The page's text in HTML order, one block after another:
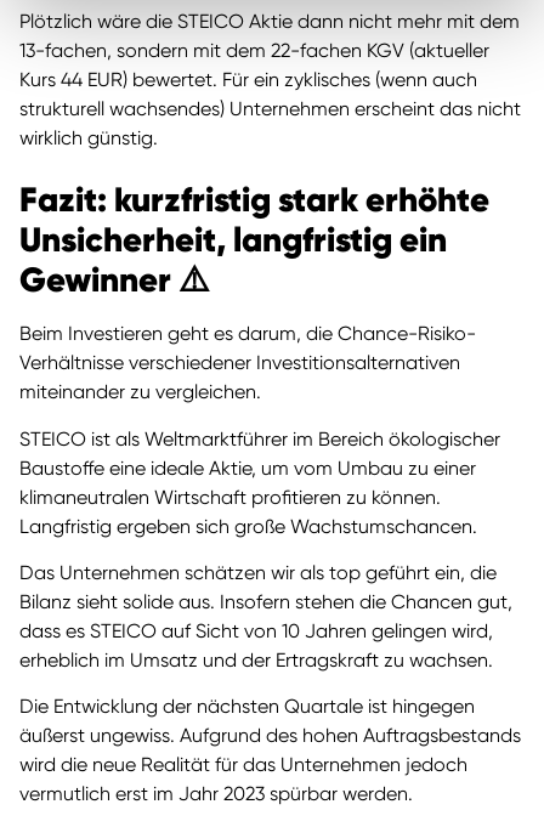
Plötzlich wäre die STEICO Aktie dann nicht mehr mit dem
13-fachen, sondern mit dem 22-fachen KGV (aktueller
Kurs 44 EUR) bewertet. Für ein zyklisches (wenn auch
strukturell wachsendes) Unternehmen erscheint das nicht
wirklich günstig.
Fazit: kurzfristig stark erhöhte
Unsicherheit, langfristig ein
Gewinner ⚠️
Beim Investieren geht es darum, die Chance-Risiko-
Verhältnisse verschiedener Investitionsalternativen
miteinander zu vergleichen.
STEICO ist als Weltmarktführer im Bereich ökologischer
Baustoffe eine ideale Aktie, um vom Umbau zu einer
klimaneutralen Wirtschaft profitieren zu können.
Langfristig ergeben sich große Wachstumschancen.
Das Unternehmen schätzen wir als top geführt ein, die
Bilanz sieht solide aus. Insofern stehen die Chancen gut,
dass es STEICO auf Sicht von 10 Jahren gelingen wird,
erheblich im Umsatz und der Ertragskraft zu wachsen.
Die Entwicklung der nächsten Quartale ist hingegen
äußerst ungewiss. Aufgrund des hohen Auftragsbestands
wird die neue Realität für das Unternehmen jedoch
vermutlich erst im Jahr 2023 spürbar werden.